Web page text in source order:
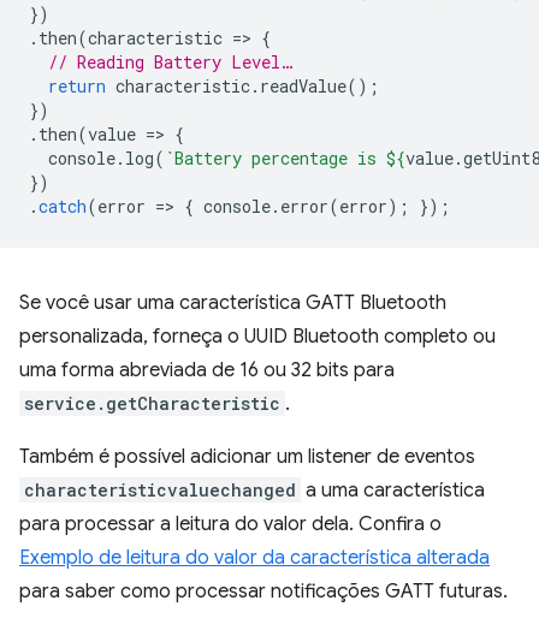
})
. then(characteristic => {
// Reading Battery Level…
return characteristic. readValue();
})
. then(value => {
console. log( `Battery percentage is ${value.getUint8
})
.catch(error => { console. error(error); });
Se você usar uma característica GATT Bluetooth
personalizada, forneça o UUID Bluetooth completo ou
uma forma abreviada de 16 ou 32 bits para
service.getCharacteristic .
Também é possível adicionar um listener de eventos
characteristicvaluechanged a uma característica
para processar a leitura do valor dela. Confira o
Exemplo de leitura do valor da característica alterada
para saber como processar notificações GATT futuras.